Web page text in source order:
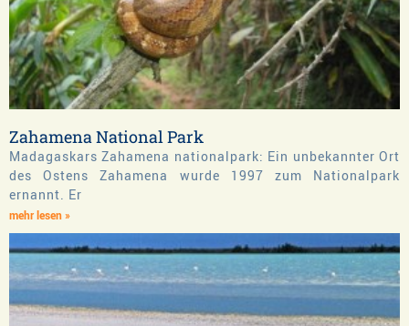
Zahamena National Park
Madagaskars Zahamena nationalpark: Ein unbekannter Ort
des Ostens Zahamena wurde 1997 zum Nationalpark
ernannt. Er
mehr lesen »